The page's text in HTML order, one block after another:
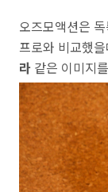
오즈모액션은
프로와 비교했
라 같은 이미지